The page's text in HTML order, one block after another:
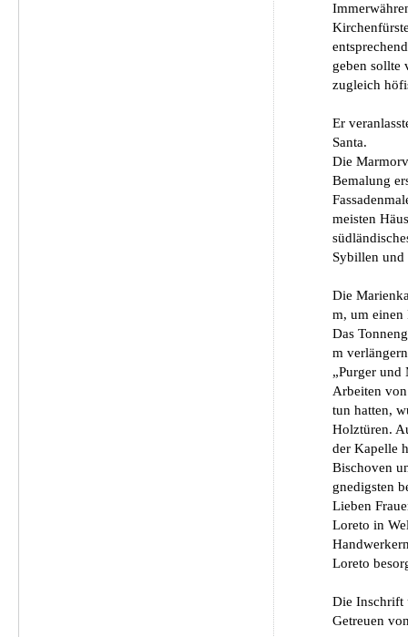
geben sollte
zugleich
Er
Santa.
Die
Bemalung
meisten
Sybillen und
Die
m, um einen
Das
m
„Purger und
Arbeiten
tun hatten,
Holztüren.
der Kapelle
Bischoven
gnedigsten
Lieben
Loreto in
Loreto
Die Inschrift
Getreuen